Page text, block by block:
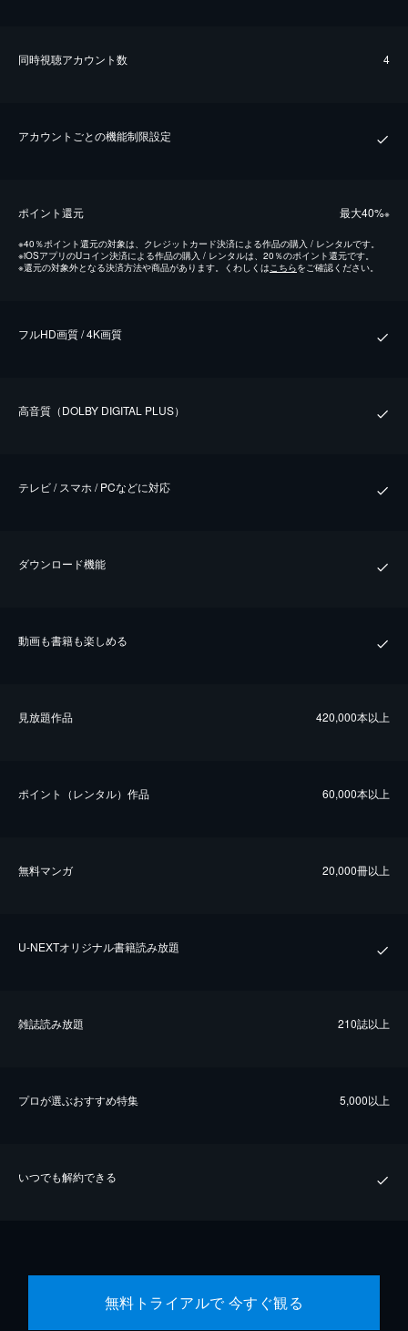
同時視聴アカウント数 4
アカウントごとの機能制限設定
ポイント還元 最⼤40%※
※40％ポイント還元の対象は、クレジットカード決済による作品の購入 / レンタルです。
※iOSアプリのUコイン決済による作品の購入 / レンタルは、20％のポイント還元です。
※還元の対象外となる決済方法や商品があります。くわしくはこちらをご確認ください。
フルHD画質 / 4K画質
⾼⾳質（DOLBY DIGITAL PLUS）
テレビ / スマホ / PCなどに対応
ダウンロード機能
動画も書籍も楽しめる
⾒放題作品 420,000本以上
ポイント（レンタル）作品 60,000本以上
無料マンガ 20,000冊以上
U-NEXTオリジナル書籍読み放題
雑誌読み放題 210誌以上
プロが選ぶおすすめ特集 5,000以上
いつでも解約できる
無料トライアルで 今すぐ観る